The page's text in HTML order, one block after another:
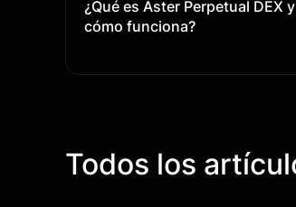
¿Qué es Aster Perpetual DEX y
cómo funciona?
Todos los